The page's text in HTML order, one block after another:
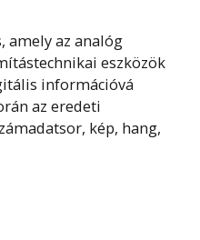
amely az analóg
eszközök
információvá
az eredeti
kép, hang,